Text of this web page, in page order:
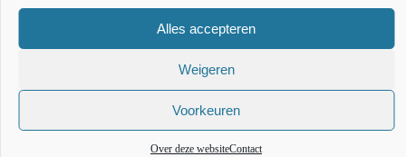
Alles accepteren
Weigeren
Voorkeuren
Over deze websiteContact
Inkoop en aanbesteden
Toegankelijkheidsverklaring
Webarchief